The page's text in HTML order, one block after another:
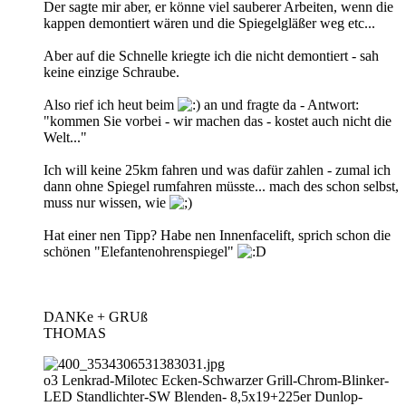
Der sagte mir aber, er könne viel sauberer Arbeiten, wenn die
kappen demontiert wären und die Spiegelgläßer weg etc...
Aber auf die Schnelle kriegte ich die nicht demontiert - sah
keine einzige Schraube.
Also rief ich heut beim
an und fragte da - Antwort:
"kommen Sie vorbei - wir machen das - kostet auch nicht die
Welt..."
Ich will keine 25km fahren und was dafür zahlen - zumal ich
dann ohne Spiegel rumfahren müsste... mach des schon selbst,
muss nur wissen, wie
Hat einer nen Tipp? Habe nen Innenfacelift, sprich schon die
schönen "Elefantenohrenspiegel"
DANKe + GRUß
THOMAS
o3 Lenkrad-Milotec Ecken-Schwarzer Grill-Chrom-Blinker-
LED Standlichter-SW Blenden- 8,5x19+225er Dunlop-